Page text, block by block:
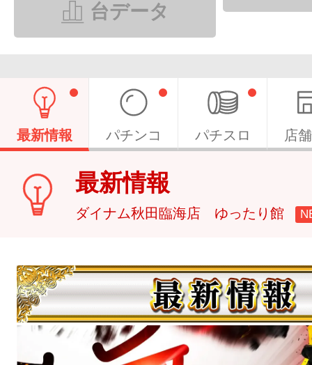
台データ
最新情報 パチンコ パチスロ 店
最新情報
ダイナム秋田臨海店 ゆったり館